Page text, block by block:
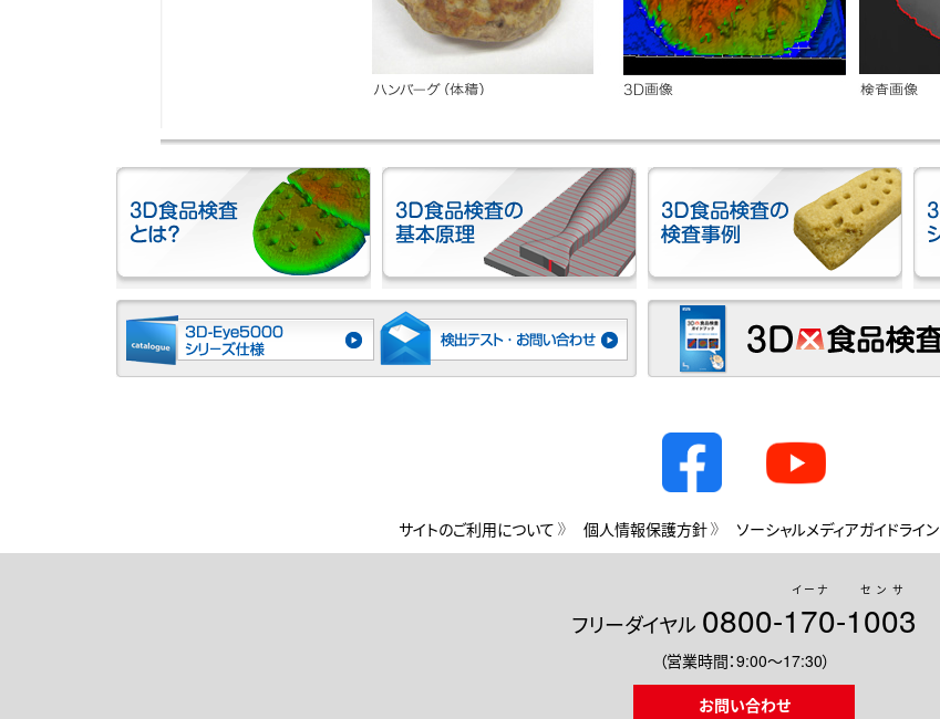
サイトのご利用について 個人情報保護方針 ソーシャルメディアガイドライン
フリーダイヤル 0800-170
イーナ
-1003
センサ
（営業時間：9:00～17:30）
お問い合わせ